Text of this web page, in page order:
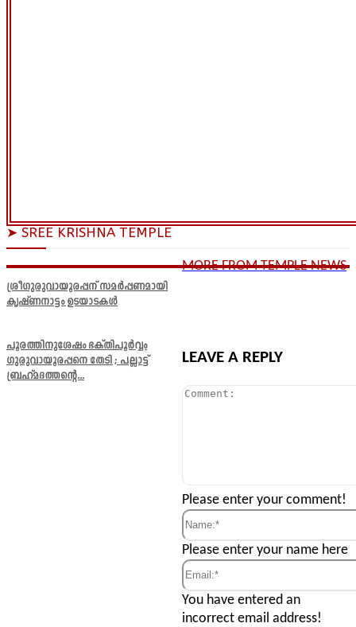
➤ SREE KRISHNA TEMPLE
ശ്രീഗുരുവായൂരപ്പന് സമർപ്പണമായി
കൃഷ്ണനാട്ടം ഉടയാടകൾ
പൂരത്തിനുശേഷം ഭക്തിപൂർവ്വം
ഗുരുവായൂരപ്പനെ തേടി ; പല്ലാട്ട്
ബ്രഹ്മദത്തന്റെ...
MORE FROM TEMPLE NEWS
LEAVE A REPLY
Comment:
Please enter your comment!
Name:*
Please enter your name here
Email:*
You have entered an
incorrect email address!